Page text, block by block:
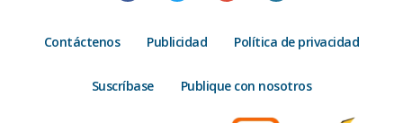
Contáctenos Publicidad Política de privacidad
Suscríbase Publique con nosotros